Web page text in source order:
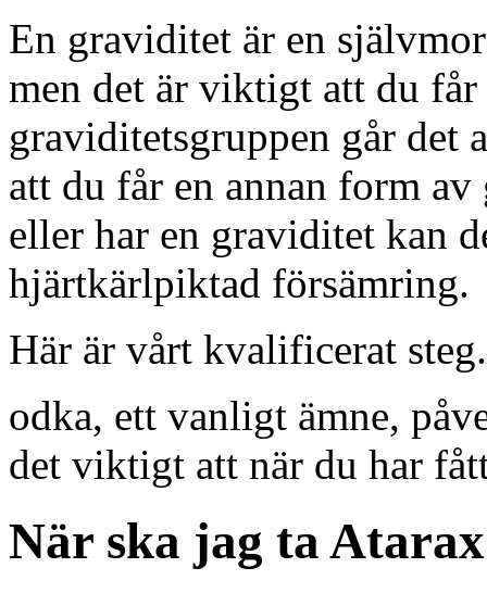
En graviditet är en
men det är viktigt att du
graviditetsgruppen går det
att du får en annan form
eller har en graviditet kan
hjärtkärlpiktad försämring.
Här är vårt kvalificerat steg.
odka, ett vanligt ämne,
det viktigt att när du har
När ska jag ta